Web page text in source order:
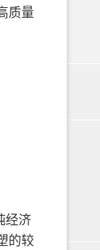
质量
经济
的较